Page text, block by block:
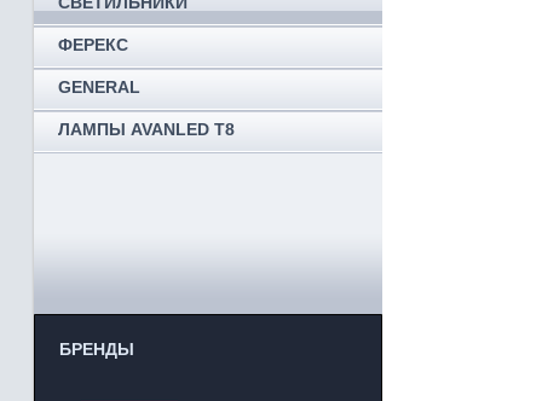
ФЕРЕКС
GENERAL
ЛАМПЫ AVANLED T8
БРЕНДЫ